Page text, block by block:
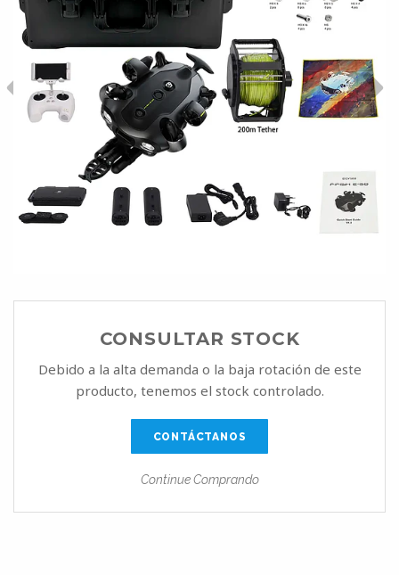
CONSULTAR STOCK
Debido a la alta demanda o la baja rotación de este
producto, tenemos el stock controlado.
CONTÁCTANOS
Continue Comprando